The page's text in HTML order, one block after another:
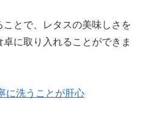
とで、レタスの美味しさを
に取り入れることができま
に洗うことが肝心